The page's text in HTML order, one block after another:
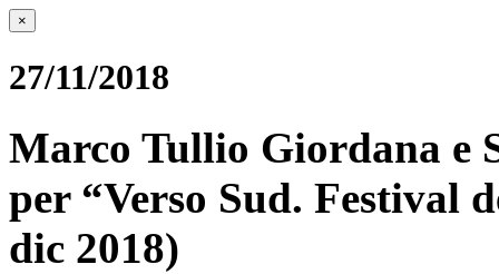
×
27/11/2018
Marco Tullio Giordana e
per “Verso Sud. Festival
dic 2018)